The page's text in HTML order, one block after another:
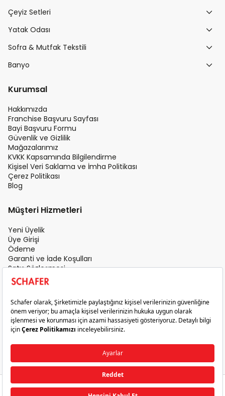
Çeyiz Setleri
Yatak Odası
Sofra & Mutfak Tekstili
Banyo
Kurumsal
Hakkımızda
Franchise Başvuru Sayfası
Bayi Başvuru Formu
Güvenlik ve Gizlilik
Mağazalarımız
KVKK Kapsamında Bilgilendirme
Kişisel Veri Saklama ve İmha Politikası
Çerez Politikası
Blog
Müşteri Hizmetleri
Yeni Üyelik
Üye Girişi
Ödeme
Garanti ve İade Koşulları
Satış Sözleşmesi
Üyelik Sözleşmesi
İletişim
Gizlilik ve Güvenlik
Sık Sorulan Sorular
Satış Sonrası Hizmet
© 2026 Schafer. Tüm Hakları Saklıdır.